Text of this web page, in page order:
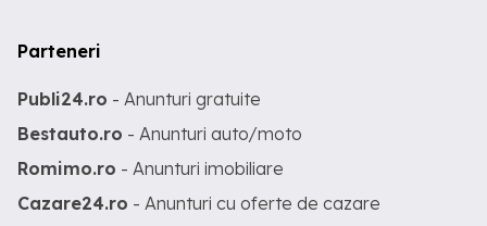
Parteneri
Publi24.ro - Anunturi gratuite
Bestauto.ro - Anunturi auto/moto
Romimo.ro - Anunturi imobiliare
Cazare24.ro - Anunturi cu oferte de cazare